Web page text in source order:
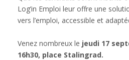
Log’in Emploi leur offre une
vers l’emploi, accessible et
Venez nombreux le jeudi 17
16h30, place Stalingrad.